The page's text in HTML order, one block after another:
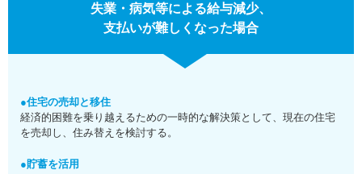
失業・病気等による給与減少、
支払いが難しくなった場合
●住宅の売却と移住
経済的困難を乗り越えるための一時的な解決策として、現在の住宅
を売却し、住み替えを検討する。
●貯蓄を活用